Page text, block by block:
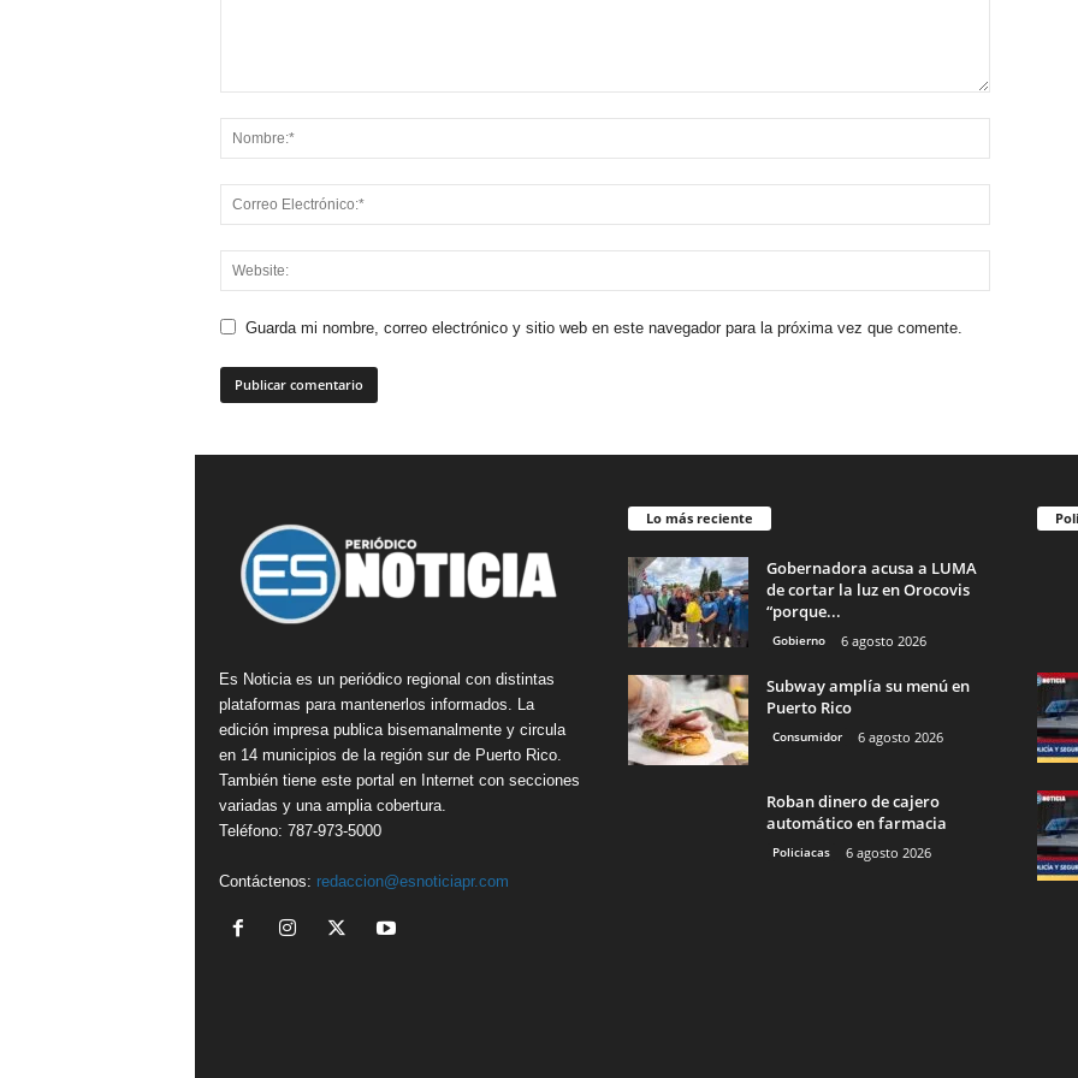
Guarda mi nombre, correo electrónico y sitio web en este navegador para la próxima vez que comente.
Es Noticia es un periódico regional con distintas
plataformas para mantenerlos informados. La
edición impresa publica bisemanalmente y circula
en 14 municipios de la región sur de Puerto Rico.
También tiene este portal en Internet con secciones
variadas y una amplia cobertura.
Teléfono: 787-973-5000
Contáctenos: redaccion@esnoticiapr.com
Lo más reciente
Gobernadora acusa a LUMA
de cortar la luz en Orocovis
“porque...
Gobierno 6 agosto 2026
Subway amplía su menú en
Puerto Rico
Consumidor 6 agosto 2026
Roban dinero de cajero
automático en farmacia
Policiacas 6 agosto 2026